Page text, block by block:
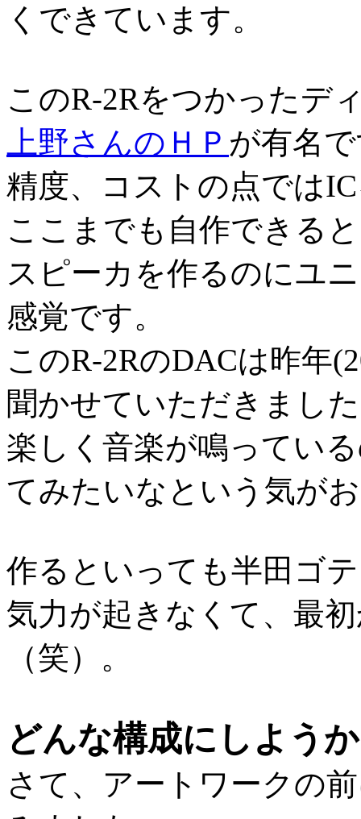
くできています。
このR-2Rをつかったデ
上野さんのＨＰ が有名
精度、コストの点では
ここまでも自作できる
スピーカを作るのにユ
感覚です。
このR-2RのDACは昨年
聞かせていただきまし
楽しく音楽が鳴ってい
てみたいなという気が
作るといっても半田ゴ
気力が起きなくて、最
（笑）。
どんな構成にしようか
さて、アートワークの